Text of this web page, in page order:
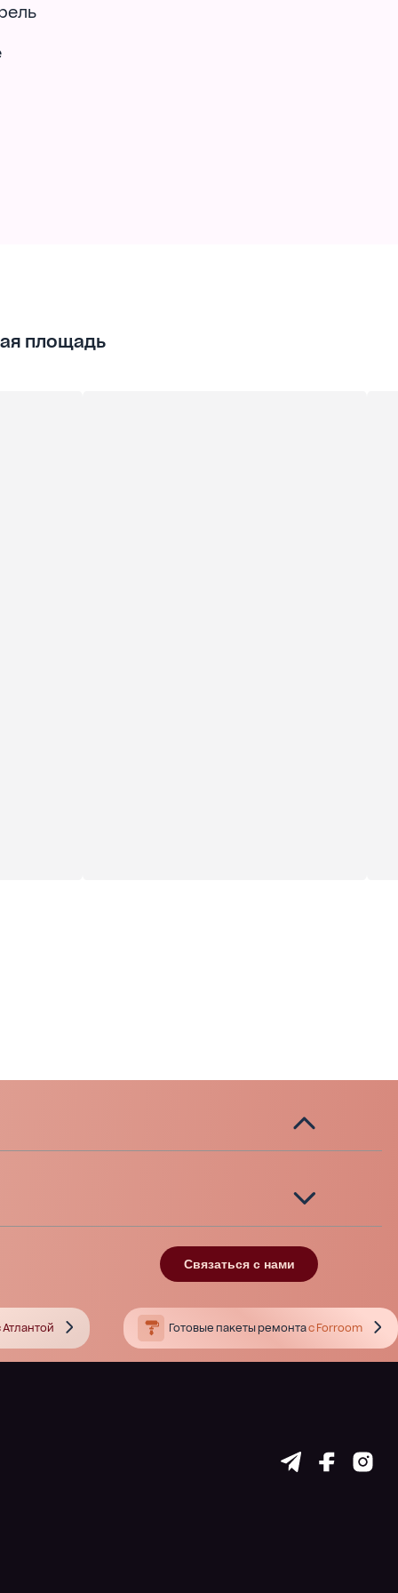
площадь
Связаться с нами
Атлантой Готовые пакеты ремонтас Forroom